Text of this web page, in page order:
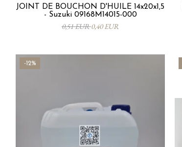
JOINT DE BOUCHON D'HUILE 14x20x1,5
- Suzuki 09168M14015-000
0,51 EUR0,40 EUR
-12%